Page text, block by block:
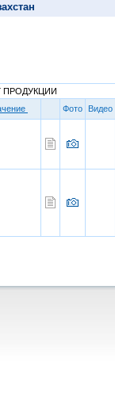
ПРОДУКЦИИ
Фото Видео